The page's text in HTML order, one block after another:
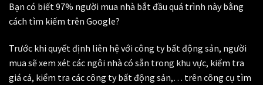
Bạn có biết 97% người mua nhà bắt đầu quá trình này bằng
cách tìm kiếm trên Google?
Trước khi quyết định liên hệ với công ty bất động sản, người
mua sẽ xem xét các ngôi nhà có sẵn trong khu vực, kiểm tra
giá cả, kiểm tra các công ty bất động sản,… trên công cụ tìm